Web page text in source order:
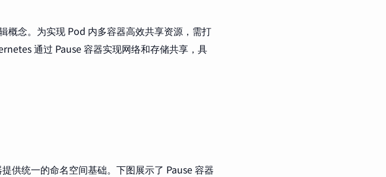
概念。为实现 Pod 内多容器高效共享资源，需打
通过 Pause 容器实现网络和存储共享，具
供统一的命名空间基础。下图展示了 Pause 容器